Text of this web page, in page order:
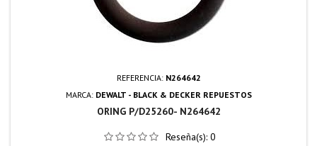
REFERENCIA: N264642
MARCA: DEWALT - BLACK & DECKER REPUESTOS
ORING P/D25260- N264642
Reseña(s): 0